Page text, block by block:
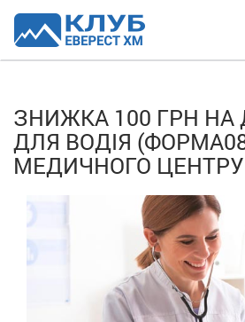
ЗНИЖКА 100 ГРН НА
ДЛЯ ВОДІЯ
МЕДИЧНОГО ЦЕНТРУ